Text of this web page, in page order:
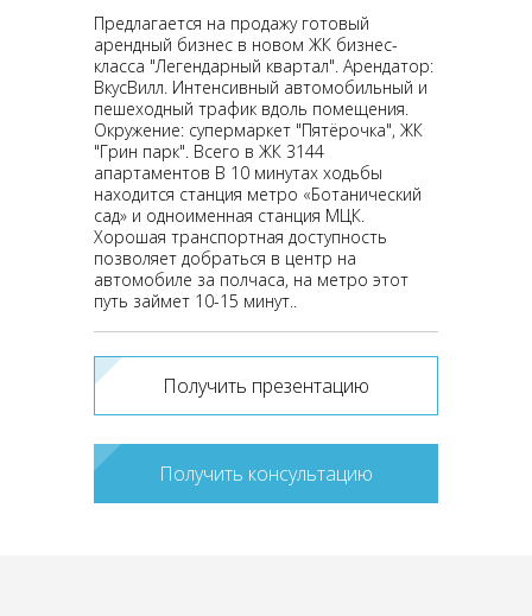
Предлагается на продажу готовый
арендный бизнес в новом ЖК бизнес-
класса "Легендарный квартал". Арендатор:
ВкусВилл. Интенсивный автомобильный и
пешеходный трафик вдоль помещения.
Окружение: супермаркет "Пятёрочка", ЖК
"Грин парк". Всего в ЖК 3144
апартаментов В 10 минутах ходьбы
находится станция метро «Ботанический
сад» и одноименная станция МЦК.
Хорошая транспортная доступность
позволяет добраться в центр на
автомобиле за полчаса, на метро этот
путь займет 10-15 минут..
Получить презентацию
Получить консультацию